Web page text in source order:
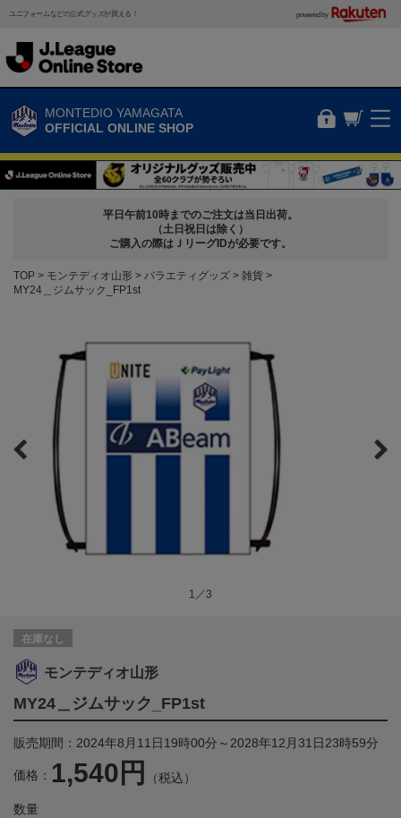
ユニフォームなどの公式グッズが買える！ powered by
MONTEDIO YAMAGATA
OFFICIAL ONLINE SHOP
平日午前10時までのご注文は当日出荷。
（土日祝日は除く）
ご購入の際はＪリーグIDが必要です。
TOP モンテディオ山形 バラエティグッズ
雑貨
MY24＿ジムサック_FP1st
1／3
在庫なし
モンテディオ山形
MY24＿ジムサック_FP1st
販売期間：2024年8月11日19時00分～2028年12月31日23時59分
価格： 1,540円 （税込）
数量